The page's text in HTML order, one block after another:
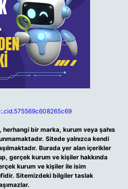
bir marka, kurum veya şahıs
Sitede yalnızca kendi
Burada yer alan içerikler
gerçek kurum ve kişiler hakkında
kurum ve kişiler ile isim
Sitemizdeki bilgiler taslak